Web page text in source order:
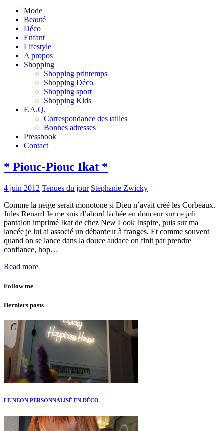
Mode
Beauté
Déco
Enfant
Lifestyle
A propos
Shopping
Shopping printemps
Shopping Déco
Shopping sport
Shopping Kids
F.A.Q.
Correspondance des tailles
Bonnes adresses
Pressbook
Contact
* Piouc-Piouc Ikat *
4 juin 2012 Tenues du jour Stephanie Zwicky
Comme la neige serait monotone si Dieu n’avait créé les Corbeaux.
Jules Renard Je me suis d’abord lâchée en douceur sur ce joli
pantalon imprimé Ikat de chez New Look Inspire, puis sur ma
lancée je lui ai associé un débardeur à franges. Et comme souvent
quand on se lance dans la douce audace on finit par prendre
confiance, hop…
Read more
Follow me
Derniers posts
LE NEON PERSONNALISÉ EN DÉCO